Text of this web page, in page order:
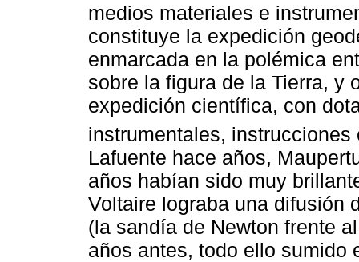
medios materiales e
constituye la expedición
enmarcada en la polémica
sobre la figura de la Tierra, y
expedición científica, con
instrumentales,
Lafuente hace años,
años habían sido muy
Voltaire lograba una difusión
(la sandía de Newton frente
años antes, todo ello sumido